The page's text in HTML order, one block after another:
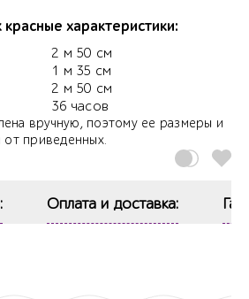
характеристики:
2 м 50 см
1 м 35 см
2 м 50 см
36 часов
вручную, поэтому ее размеры и
от приведенных.
Оплата и доставка: